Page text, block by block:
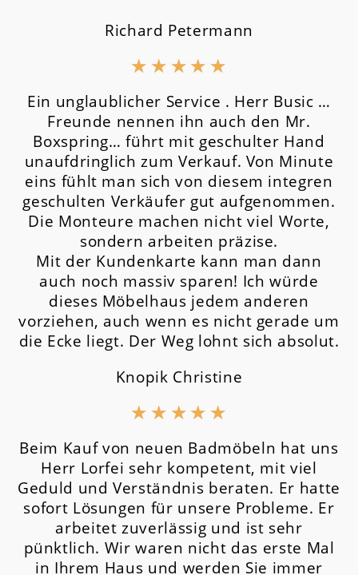
Richard Petermann
★ ★ ★ ★ ★
Ein unglaublicher Service . Herr Busic …
Freunde nennen ihn auch den Mr.
Boxspring… führt mit geschulter Hand
unaufdringlich zum Verkauf. Von Minute
eins fühlt man sich von diesem integren
geschulten Verkäufer gut aufgenommen.
Die Monteure machen nicht viel Worte,
sondern arbeiten präzise.
Mit der Kundenkarte kann man dann
auch noch massiv sparen! Ich würde
dieses Möbelhaus jedem anderen
vorziehen, auch wenn es nicht gerade um
die Ecke liegt. Der Weg lohnt sich absolut.
Knopik Christine
★ ★ ★ ★ ★
Beim Kauf von neuen Badmöbeln hat uns
Herr Lorfei sehr kompetent, mit viel
Geduld und Verständnis beraten. Er hatte
sofort Lösungen für unsere Probleme. Er
arbeitet zuverlässig und ist sehr
pünktlich. Wir waren nicht das erste Mal
in Ihrem Haus und werden Sie immer